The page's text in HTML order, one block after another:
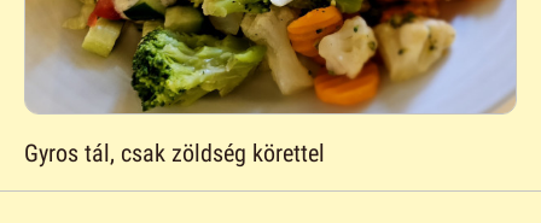
Gyros tál, csak zöldség körettel